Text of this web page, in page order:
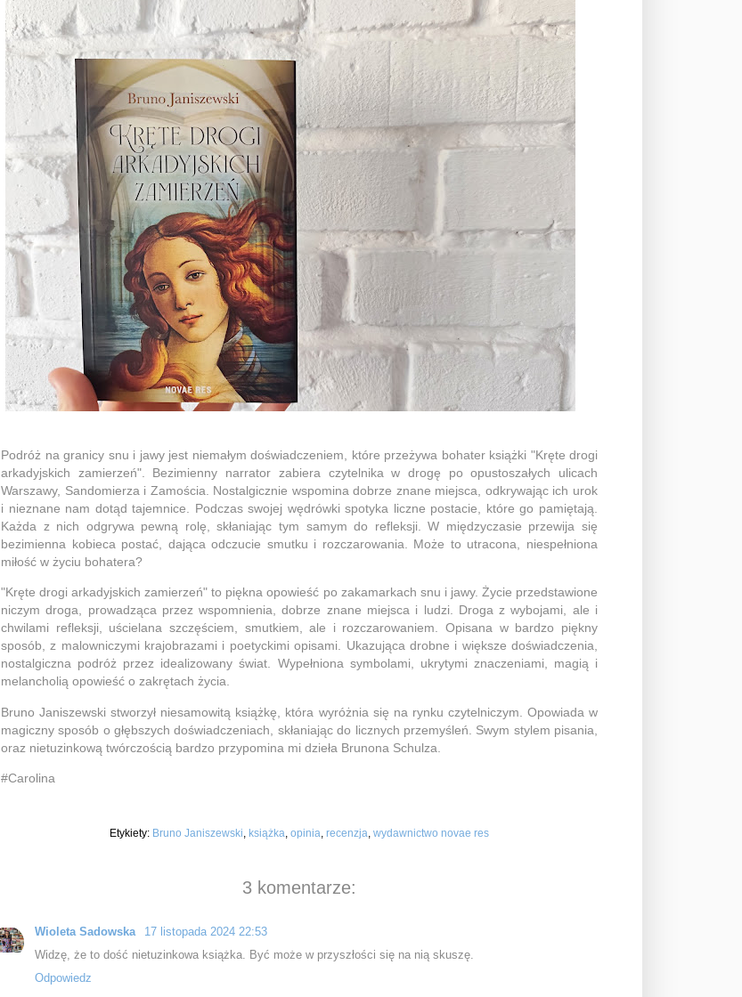
Podróż na granicy snu i jawy jest niemałym doświadczeniem, które przeżywa bohater książki "Kręte drogi
arkadyjskich zamierzeń". Bezimienny narrator zabiera czytelnika w drogę po opustoszałych ulicach
Warszawy, Sandomierza i Zamościa. Nostalgicznie wspomina dobrze znane miejsca, odkrywając ich urok
i nieznane nam dotąd tajemnice. Podczas swojej wędrówki spotyka liczne postacie, które go pamiętają.
Każda z nich odgrywa pewną rolę, skłaniając tym samym do refleksji. W międzyczasie przewija się
bezimienna kobieca postać, dająca odczucie smutku i rozczarowania. Może to utracona, niespełniona
miłość w życiu bohatera?
"Kręte drogi arkadyjskich zamierzeń" to piękna opowieść po zakamarkach snu i jawy. Życie przedstawione
niczym droga, prowadząca przez wspomnienia, dobrze znane miejsca i ludzi. Droga z wybojami, ale i
chwilami refleksji, uścielana szczęściem, smutkiem, ale i rozczarowaniem. Opisana w bardzo piękny
sposób, z malowniczymi krajobrazami i poetyckimi opisami. Ukazująca drobne i większe doświadczenia,
nostalgiczna podróż przez idealizowany świat. Wypełniona symbolami, ukrytymi znaczeniami, magią i
melancholią opowieść o zakrętach życia.
Bruno Janiszewski stworzył niesamowitą książkę, która wyróżnia się na rynku czytelniczym. Opowiada w
magiczny sposób o głębszych doświadczeniach, skłaniając do licznych przemyśleń. Swym stylem pisania,
oraz nietuzinkową twórczością bardzo przypomina mi dzieła Brunona Schulza.
#Carolina
Etykiety: Bruno Janiszewski książka opinia recenzja wydawnictwo novae res
3 komentarze:
Wioleta Sadowska
17 listopada 2024 22:53
Widzę, że to dość nietuzinkowa książka. Być może w przyszłości się na nią skuszę.
Odpowiedz
Stworzony przezBlokotek.pl